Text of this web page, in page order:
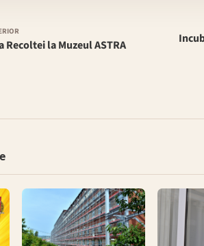
Recoltei la Muzeul ASTRA